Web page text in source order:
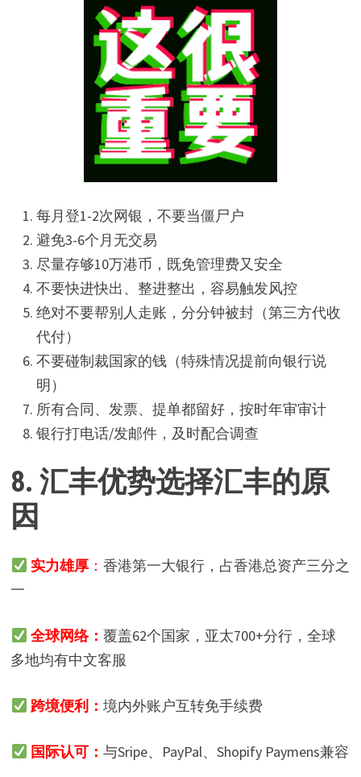
每月登1-2次网银，不要当僵尸户
避免3-6个月无交易
尽量存够10万港币，既免管理费又安全
不要快进快出、整进整出，容易触发风控
绝对不要帮别人走账，分分钟被封（第三方代收
代付）
不要碰制裁国家的钱（特殊情况提前向银行说
明）
所有合同、发票、提单都留好，按时年审审计
银行打电话/发邮件，及时配合调查
8.汇丰优势选择汇丰的原
因
实力雄厚： 香港第一大银行，占香港总资产三分之
一
全球网络： 覆盖62个国家，亚太700+分行，全球
多地均有中文客服
跨境便利： 境内外账户互转免手续费
国际认可： 与Sripe、PayPal、Shopify Paymens兼容